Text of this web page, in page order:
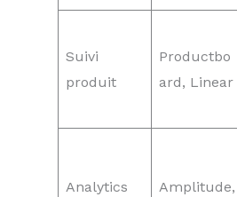
Suivi
produit
Productbo
ard, Linear
Analytics
Amplitude,